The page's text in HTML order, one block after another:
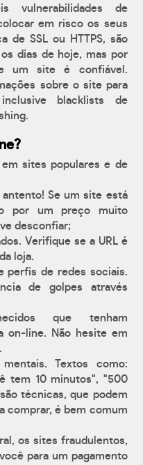
vulnerabilidades de
em risco os seus
de SSL ou HTTPS, são
dias de hoje, mas por
um site é confiável.
sobre o site para
blacklists de
sites populares e de
antento! Se um site está
por um preço muito
desconfiar;
Verifique se a URL é
loja.
perfis de redes sociais.
de golpes através
que tenham
on-line. Não hesite em
Textos como:
tem 10 minutos", "500
técnicas, que podem
comprar, é bem comum
os sites fraudulentos,
para um pagamento